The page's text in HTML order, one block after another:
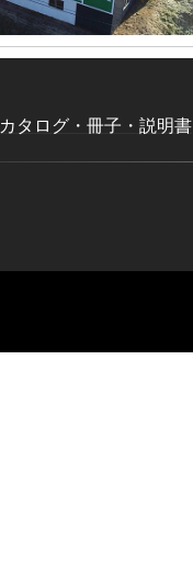
カタログ・冊子・説明書